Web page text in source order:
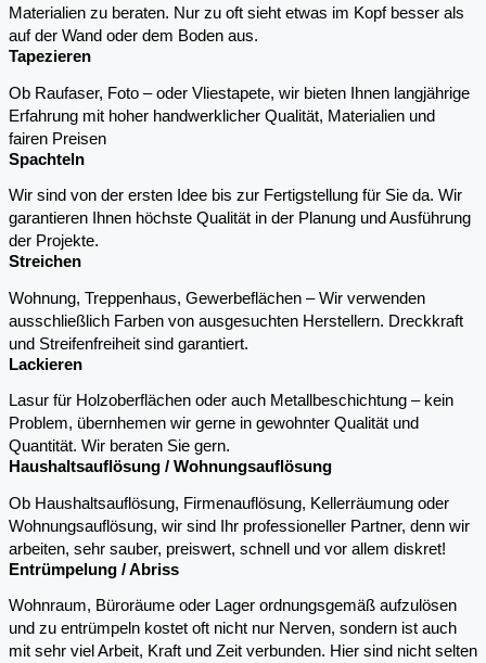
Materialien zu beraten. Nur zu oft sieht etwas im Kopf besser als
auf der Wand oder dem Boden aus.
Tapezieren
Ob Raufaser, Foto – oder Vliestapete, wir bieten Ihnen langjährige
Erfahrung mit hoher handwerklicher Qualität, Materialien und
fairen Preisen
Spachteln
Wir sind von der ersten Idee bis zur Fertigstellung für Sie da. Wir
garantieren Ihnen höchste Qualität in der Planung und Ausführung
der Projekte.
Streichen
Wohnung, Treppenhaus, Gewerbeflächen – Wir verwenden
ausschließlich Farben von ausgesuchten Herstellern. Dreckkraft
und Streifenfreiheit sind garantiert.
Lackieren
Lasur für Holzoberflächen oder auch Metallbeschichtung – kein
Problem, übernhemen wir gerne in gewohnter Qualität und
Quantität. Wir beraten Sie gern.
Haushaltsauflösung / Wohnungsauflösung
Ob Haushaltsauflösung, Firmenauflösung, Kellerräumung oder
Wohnungsauflösung, wir sind Ihr professioneller Partner, denn wir
arbeiten, sehr sauber, preiswert, schnell und vor allem diskret!
Entrümpelung / Abriss
Wohnraum, Büroräume oder Lager ordnungsgemäß aufzulösen
und zu entrümpeln kostet oft nicht nur Nerven, sondern ist auch
mit sehr viel Arbeit, Kraft und Zeit verbunden. Hier sind nicht selten